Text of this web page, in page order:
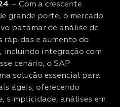
– Com a crescente
grande porte, o mercado
patamar de análise de
rápidas e aumento do
incluindo integração com
cenário, o SAP
solução essencial para
ágeis, oferecendo
simplicidade, análises em